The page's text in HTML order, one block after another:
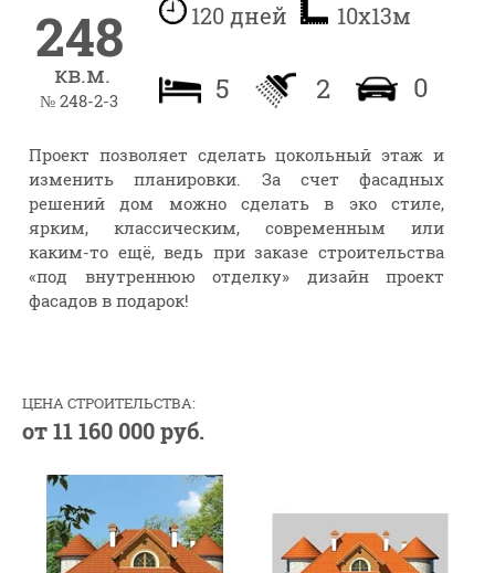
248
кв.м.
№ 248-2-3
120 дней 10х13м
5 2 0
Проект позволяет сделать цокольный этаж и
изменить планировки. За счет фасадных
решений дом можно сделать в эко стиле,
ярким, классическим, современным или
каким-то ещё, ведь при заказе строительства
«под внутреннюю отделку» дизайн проект
фасадов в подарок!
ЦЕНА СТРОИТЕЛЬСТВА:
от 11 160 000 руб.